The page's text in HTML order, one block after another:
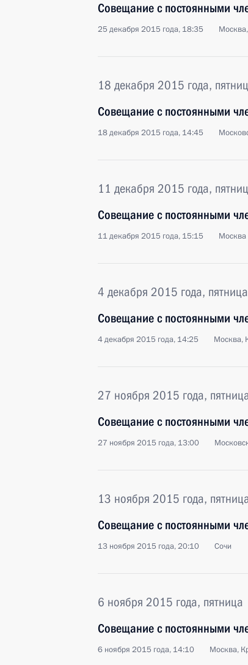
Совещание с постоянными
25 декабря 2015 года, 18:35
18 декабря 2015 года,
Совещание с постоянными
18 декабря 2015 года, 14:45
11 декабря 2015 года,
Совещание с постоянными
11 декабря 2015 года, 15:15 Москва
4 декабря 2015 года, пятница
Совещание с постоянными
4 декабря 2015 года, 14:25 Москва,
27 ноября 2015 года,
Совещание с постоянными
27 ноября 2015 года, 13:00
13 ноября 2015 года,
Совещание с постоянными
13 ноября 2015 года, 20:10 Сочи
6 ноября 2015 года, пятница
Совещание с постоянными
6 ноября 2015 года, 14:10 Москва,